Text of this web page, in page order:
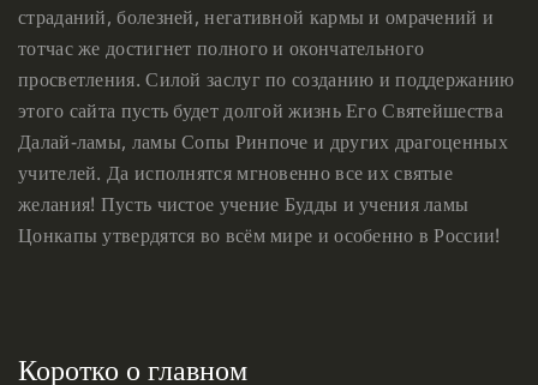
страданий, болезней, негативной кармы и омрачений и
тотчас же достигнет полного и окончательного
просветления. Силой заслуг по созданию и поддержанию
этого сайта пусть будет долгой жизнь Его Святейшества
Далай-ламы, ламы Сопы Ринпоче и других драгоценных
учителей. Да исполнятся мгновенно все их святые
желания! Пусть чистое учение Будды и учения ламы
Цонкапы утвердятся во всём мире и особенно в России!
Коротко о главном